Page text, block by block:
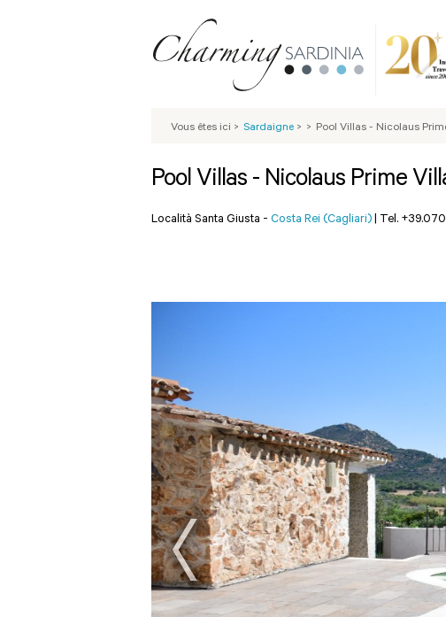
Vous êtes ici > Sardaigne > > Pool Villas - Nicolaus
Pool Villas - Nicolaus Prime
Località Santa Giusta - Costa Rei (Cagliari) | Tel.